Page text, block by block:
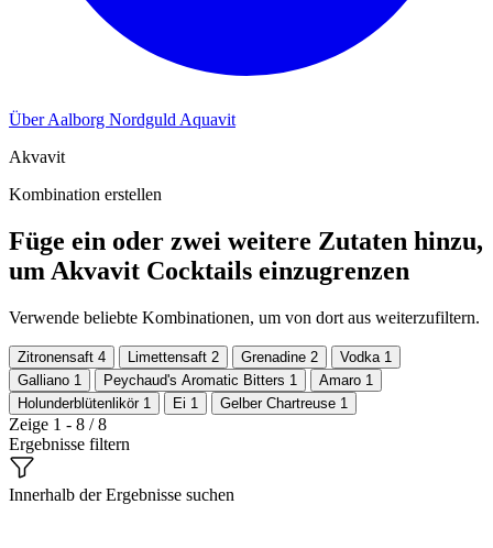
Über Aalborg Nordguld Aquavit
Akvavit
Kombination erstellen
Füge ein oder zwei weitere Zutaten hinzu,
um Akvavit Cocktails einzugrenzen
Verwende beliebte Kombinationen, um von dort aus weiterzufiltern.
Zitronensaft 4 Limettensaft 2 Grenadine 2 Vodka 1
Galliano 1 Peychaud's Aromatic Bitters 1 Amaro 1
Holunderblütenlikör 1 Ei 1 Gelber Chartreuse 1
Zeige 1 - 8 / 8
Ergebnisse filtern
Innerhalb der Ergebnisse suchen